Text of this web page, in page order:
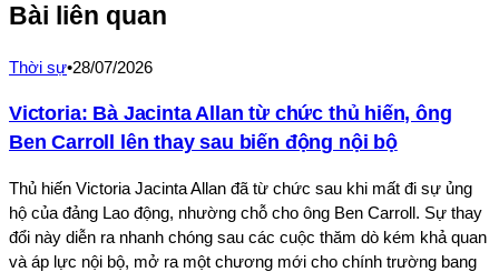
Bài liên quan
Thời sự•28/07/2026
Victoria: Bà Jacinta Allan từ chức thủ hiến, ông
Ben Carroll lên thay sau biến động nội bộ
Thủ hiến Victoria Jacinta Allan đã từ chức sau khi mất đi sự ủng
hộ của đảng Lao động, nhường chỗ cho ông Ben Carroll. Sự thay
đổi này diễn ra nhanh chóng sau các cuộc thăm dò kém khả quan
và áp lực nội bộ, mở ra một chương mới cho chính trường bang